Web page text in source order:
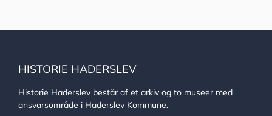
HISTORIE HADERSLEV
Historie Haderslev består af et arkiv og to museer med
ansvarsområde i Haderslev Kommune.